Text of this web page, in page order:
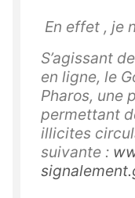
En effet , je
S’agissant
en ligne, le
Pharos, une
permettant
illicites
suivante :